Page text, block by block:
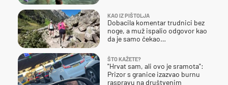
KAO IZ PIŠTOLJA
Dobacila komentar trudnici bez
noge, a muž ispalio odgovor kao
da je samo čekao…
ŠTO KAŽETE?
"Hrvat sam, ali ovo je sramota":
Prizor s granice izazvao burnu
raspravu na društvenim